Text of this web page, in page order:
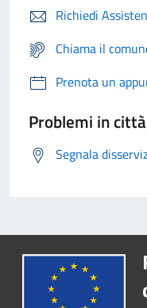
Richiedi
Chiama il
Prenota un
Problemi in città
Segnala